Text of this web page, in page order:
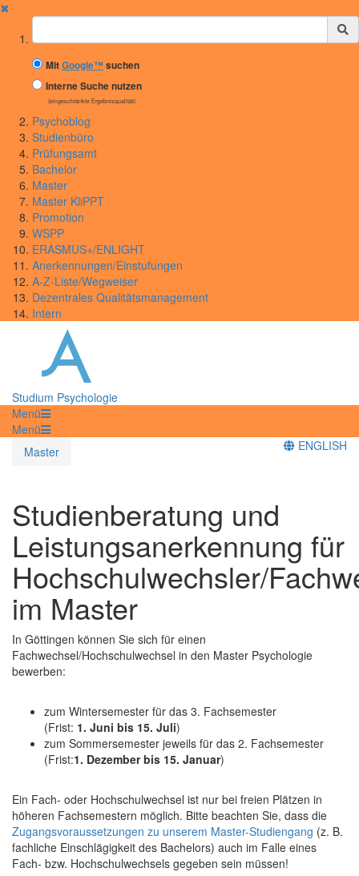
✖
Suchbegriff
MitGoogle™suchen
Interne Suche nutzen
(eingeschränkte Ergebnisqualität)
Psychoblog
Studienbüro
Prüfungsamt
Bachelor
Master
Master KliPPT
Promotion
WSPP
ERASMUS+/ENLIGHT
Anerkennungen/Einstufungen
A-Z-Liste/Wegweiser
Dezentrales Qualitätsmanagement
Intern
Studium Psychologie
Menü
Menü
Master
ENGLISH
Studienberatung und
Leistungsanerkennung für
Hochschulwechsler/
im Master
In Göttingen können Sie sich für einen
Fachwechsel/Hochschulwechsel in den Master Psychologie
bewerben:
zum Wintersemester für das 3. Fachsemester
(Frist: 1. Juni bis 15. Juli)
zum Sommersemester jeweils für das 2. Fachsemester
(Frist:1. Dezember bis 15. Januar)
Ein Fach- oder Hochschulwechsel ist nur bei freien Plätzen in
höheren Fachsemestern möglich. Bitte beachten Sie, dass die
Zugangsvoraussetzungen zu unserem Master-Studiengang (z. B.
fachliche Einschlägigkeit des Bachelors) auch im Falle eines
Fach- bzw. Hochschulwechsels gegeben sein müssen!